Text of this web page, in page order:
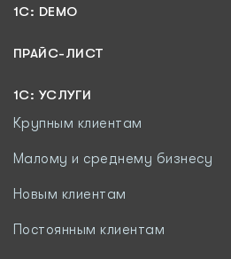
1C: DEMO
ПРАЙС-ЛИСТ
1С: УСЛУГИ
Крупным клиентам
Малому и среднему бизнесу
Новым клиентам
Постоянным клиентам